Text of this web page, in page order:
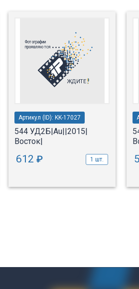
Артикул (ID): KK-17027
544 УД2Б|Au||2015|
Восток|
612 ₽ 1 шт.